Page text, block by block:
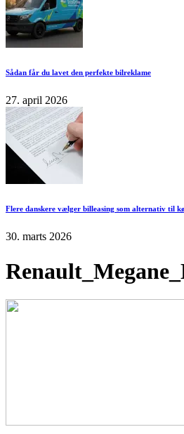
Sådan får du lavet den perfekte bilreklame
27. april 2026
Flere danskere vælger billeasing som alternativ til
30. marts 2026